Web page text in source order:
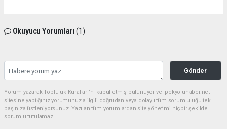
Okuyucu Yorumları(1)
Gönder
Yorum yazarak Topluluk Kuralları’nı kabul etmiş bulunuyor ve ipekyoluhaber.net
sitesine yaptığınız yorumunuzla ilgili doğrudan veya dolaylı tüm sorumluluğu tek
başınıza üstleniyorsunuz. Yazılan tüm yorumlardan site yönetimi hiçbir şekilde
sorumlu tutulamaz.